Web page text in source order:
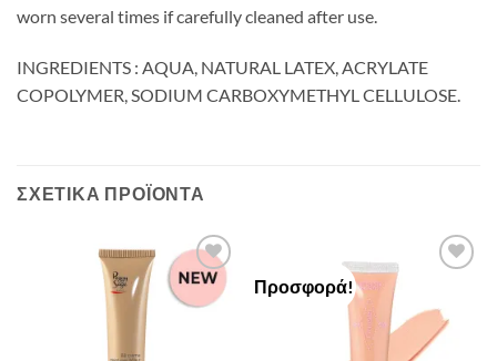
worn several times if carefully cleaned after use.
INGREDIENTS : AQUA, NATURAL LATEX, ACRYLATE
COPOLYMER, SODIUM CARBOXYMETHYL CELLULOSE.
ΣΧΕΤΙΚΆ ΠΡΟΪΌΝΤΑ
Add to
Wishlist
Προσφορά!